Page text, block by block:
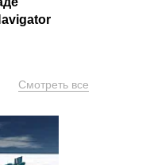
Смотреть все